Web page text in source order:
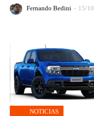
Fernando Bedini - 15/
NOTICIAS